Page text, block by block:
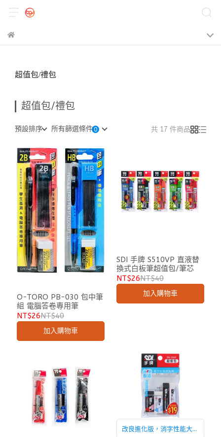
超值包/禮包
超值包/禮包
預設排序 所有篩選條件 共 17 件商品
O-TORO PB-030 包中筆
組 電腦答卷專用筆
NT$26NT$40
加入購物車
SDI 手牌 S510VP 直液替
換式白板筆超值包/筆芯
NT$26NT$40
加入購物車
改良進化版，消字性能大提